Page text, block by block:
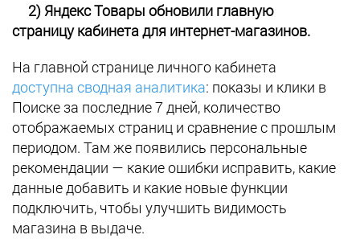
2) Яндекс Товары обновили главную
страницу кабинета для интернет-магазинов.
На главной странице личного кабинета
доступна сводная аналитика: показы и клики в
Поиске за последние 7 дней, количество
отображаемых страниц и сравнение с прошлым
периодом. Там же появились персональные
рекомендации — какие ошибки исправить, какие
данные добавить и какие новые функции
подключить, чтобы улучшить видимость
магазина в выдаче.